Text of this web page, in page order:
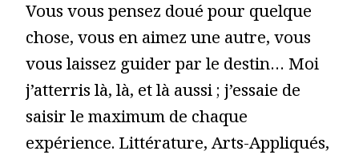
Vous vous pensez doué pour quelque
chose, vous en aimez une autre, vous
vous laissez guider par le destin… Moi
j’atterris là, là, et là aussi ; j’essaie de
saisir le maximum de chaque
expérience. Littérature, Arts-Appliqués,